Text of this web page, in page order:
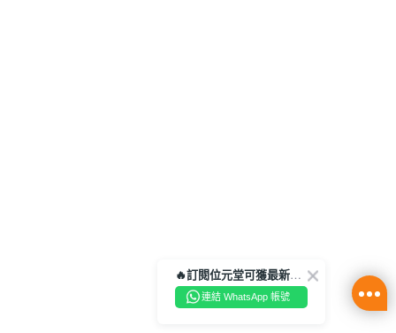
🔥訂閱位元堂可獲最新優惠及活動資訊🔥
連結 WhatsApp 帳號